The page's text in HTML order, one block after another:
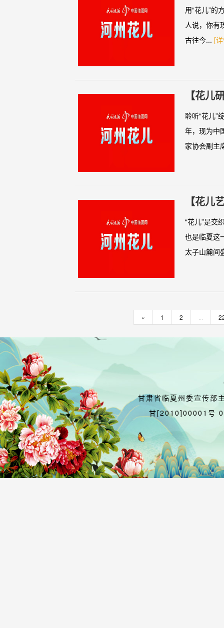
用“花儿”的
人说，你有
古往今... [
【花
人、歌
聆听“花儿”
年，现为中
家协会副主
【花儿
“花儿”是交
也是临夏这
太子山麓间
« 1 2
甘肃省临夏州委宣传部
甘[2010]00001号